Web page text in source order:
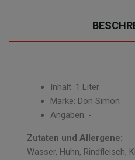
Inhalt: 1 Liter
Marke: Don Simon
Angaben: -
Zutaten und Allergene:
Wasser, Huhn, Rindfleisch,